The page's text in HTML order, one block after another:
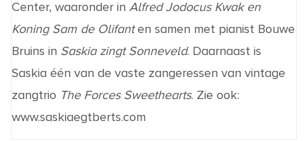
Center, waaronder in Alfred Jodocus Kwak en
Koning Sam de Olifanten samen met pianist Bouwe
Bruins in Saskia zingt Sonneveld. Daarnaast is
Saskia één van de vaste zangeressen van vintage
zangtrio The Forces Sweethearts. Zie ook:
www.saskiaegtberts.com